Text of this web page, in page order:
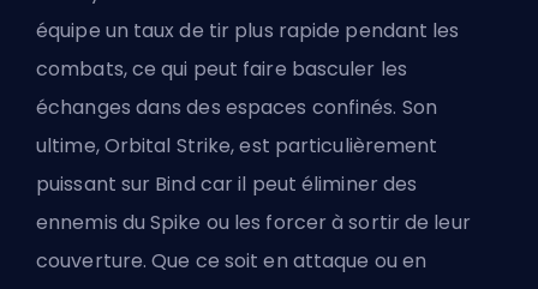
équipe un taux de tir plus rapide pendant les
combats, ce qui peut faire basculer les
échanges dans des espaces confinés. Son
ultime, Orbital Strike, est particulièrement
puissant sur Bind car il peut éliminer des
ennemis du Spike ou les forcer à sortir de leur
couverture. Que ce soit en attaque ou en